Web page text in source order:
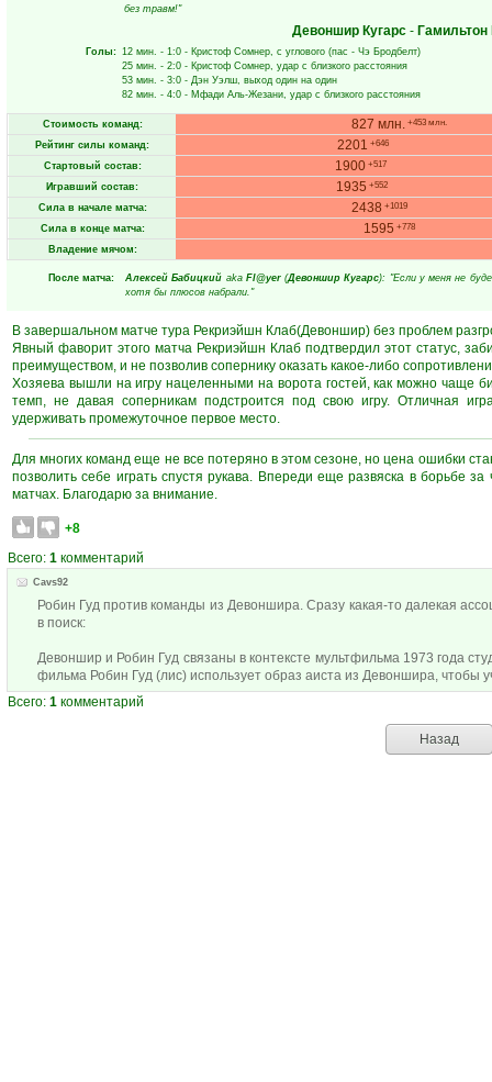
без травм!"
Девоншир Кугарс -
Голы: 12 мин. - 1:0 - Кристоф Сомнер, с углового (пас - Чэ Бродбелт)
25 мин. - 2:0 - Кристоф Сомнер, удар с близкого расстояния
53 мин. - 3:0 - Дэн Уэлш, выход один на один
82 мин. - 4:0 - Мфади Аль-Жезани, удар с близкого расстояния
Стоимость команд: 827 млн. +453 млн.
Рейтинг силы команд: 2201 +646
Стартовый состав: 1900 +517
Игравший состав: 1935 +552
Сила в начале матча: 2438 +1019
Сила в конце матча: 1595 +778
Владение мячом:
После матча: Алексей Бабицкий aka Fl@yer (Девоншир Кугарс): "Если у меня не
хотя бы плюсов набрали."
В завершальном матче тура Рекриэйшн Клаб(Девоншир) без проблем
Явный фаворит этого матча Рекриэйшн Клаб подтвердил этот статус,
преимуществом, и не позволив сопернику оказать какое-либо
Хозяева вышли на игру нацеленными на ворота гостей, как можно чаще
темп, не давая соперникам подстроится под свою игру. Отличная
удерживать промежуточное первое место.
Для многих команд еще не все потеряно в этом сезоне, но цена ошибки
позволить себе играть спустя рукава. Впереди еще развяска в борьбе
матчах. Благодарю за внимание.
+8
Всего: 1 комментарий
Cavs92
Робин Гуд против команды из Девоншира. Сразу какая-то далекая
в поиск:
Девоншир и Робин Гуд связаны в контексте мультфильма 1973 года
фильма Робин Гуд (лис) использует образ аиста из Девоншира, чтобы
Всего: 1 комментарий
Назад